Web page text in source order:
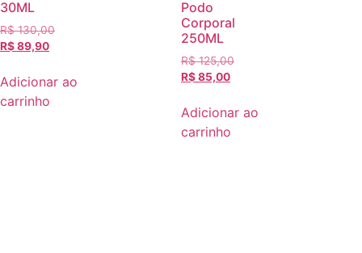
30ML
R$130,00
R$89,90
Adicionar ao
carrinho
Podo
Corporal
250ML
R$125,00
R$85,00
Adicionar ao
carrinho